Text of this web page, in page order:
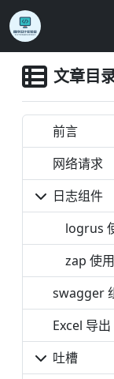
文章目
前言
网络请求
日志组件
logrus
zap 使
swagger
Excel 导出
吐槽